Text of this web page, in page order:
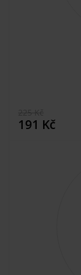
191 Kč